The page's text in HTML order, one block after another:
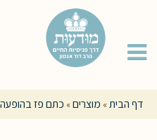
דף הבית» מוצרים» כתם פז בהופעה